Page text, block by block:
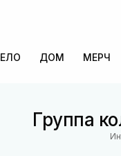
ДОМ МЕРЧ
Группа